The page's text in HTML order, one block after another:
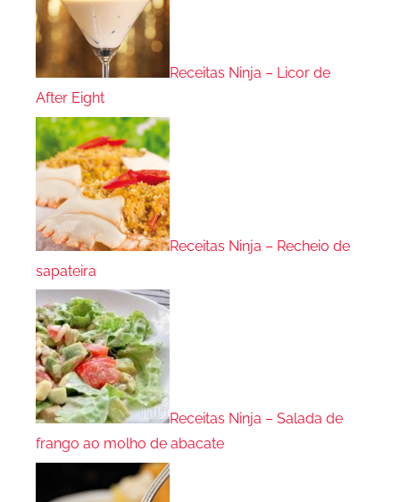
Receitas Ninja – Licor de
After Eight
Receitas Ninja – Recheio de
sapateira
Receitas Ninja – Salada de
frango ao molho de abacate